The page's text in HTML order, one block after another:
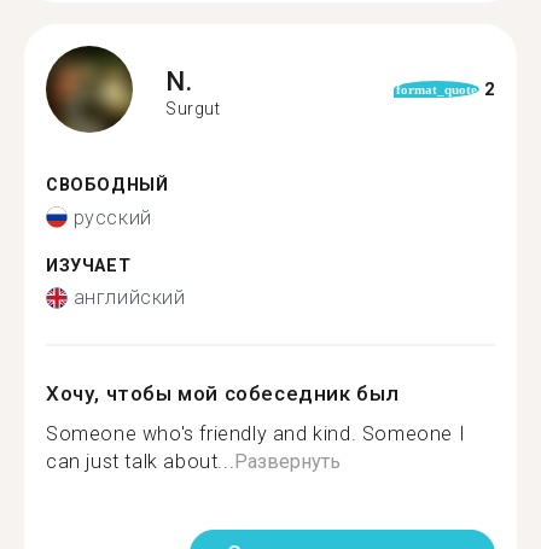
N.
Surgut
format_quote 2
СВОБОДНЫЙ
русский
ИЗУЧАЕТ
английский
Хочу, чтобы мой собеседник был
Someone who's friendly and kind. Someone I
can just talk about...Развернуть